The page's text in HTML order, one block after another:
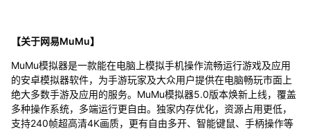
【关于网易MuMu】
MuMu模拟器是一款能在电脑上模拟手机操作流畅运行游戏及应用
的安卓模拟器软件，为手游玩家及大众用户提供在电脑畅玩市面上
绝大多数手游及应用的服务。MuMu模拟器5.0版本焕新上线，覆盖
多种操作系统，多端运行更自由。独家内存优化，资源占用更低，
支持240帧超高清4K画质，更有自由多开、智能键鼠、手柄操作等